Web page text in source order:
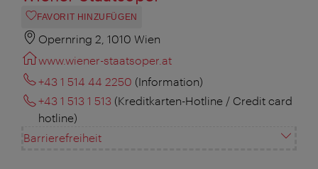
FAVORIT HINZUFÜGEN
Opernring 2, 1010 Wien
www.wiener-staatsoper.at
+43 1 514 44 2250 (Information)
+43 1 513 1 513 (Kreditkarten-Hotline / Credit card
hotline)
Barrierefreiheit